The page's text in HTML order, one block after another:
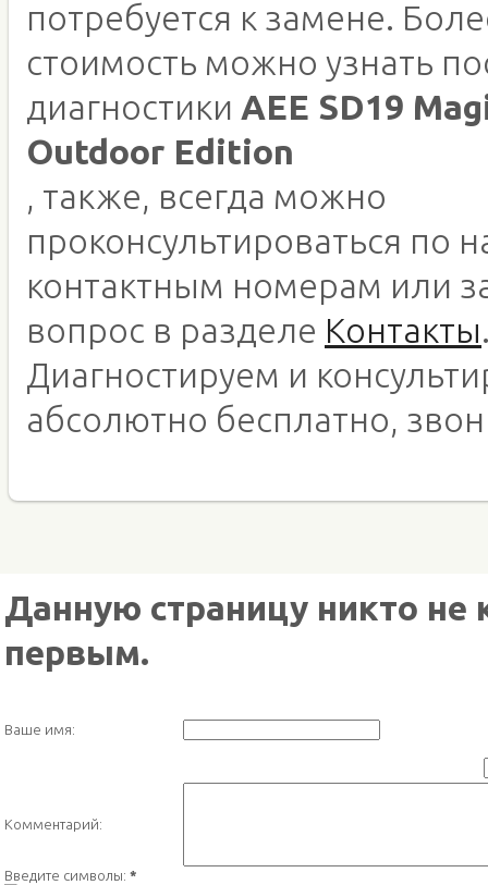
потребуется к замене.
стоимость можно узнать
диагностики AEE SD19
Outdoor Edition
, также, всегда можно
проконсультироваться по
контактным номерам или
вопрос в разделе Контакты
Диагностируем и
абсолютно бесплатно,
Данную страницу никто
первым.
Ваше имя:
Комментарий:
Введите символы: *